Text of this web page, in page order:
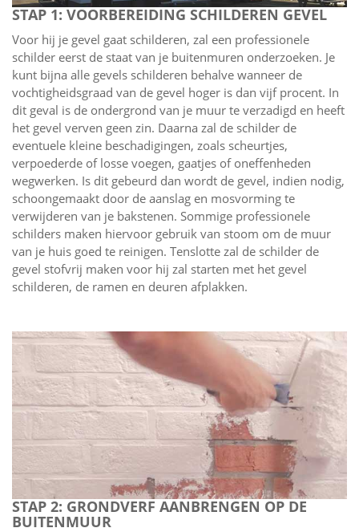
STAP 1: VOORBEREIDING SCHILDEREN GEVEL
Voor hij je gevel gaat schilderen, zal een professionele
schilder eerst de staat van je buitenmuren onderzoeken. Je
kunt bijna alle gevels schilderen behalve wanneer de
vochtigheidsgraad van de gevel hoger is dan vijf procent. In
dit geval is de ondergrond van je muur te verzadigd en heeft
het gevel verven geen zin. Daarna zal de schilder de
eventuele kleine beschadigingen, zoals scheurtjes,
verpoederde of losse voegen, gaatjes of oneffenheden
wegwerken. Is dit gebeurd dan wordt de gevel, indien nodig,
schoongemaakt door de aanslag en mosvorming te
verwijderen van je bakstenen. Sommige professionele
schilders maken hiervoor gebruik van stoom om de muur
van je huis goed te reinigen. Tenslotte zal de schilder de
gevel stofvrij maken voor hij zal starten met het gevel
schilderen, de ramen en deuren afplakken.
STAP 2: GRONDVERF AANBRENGEN OP DE
BUITENMUUR